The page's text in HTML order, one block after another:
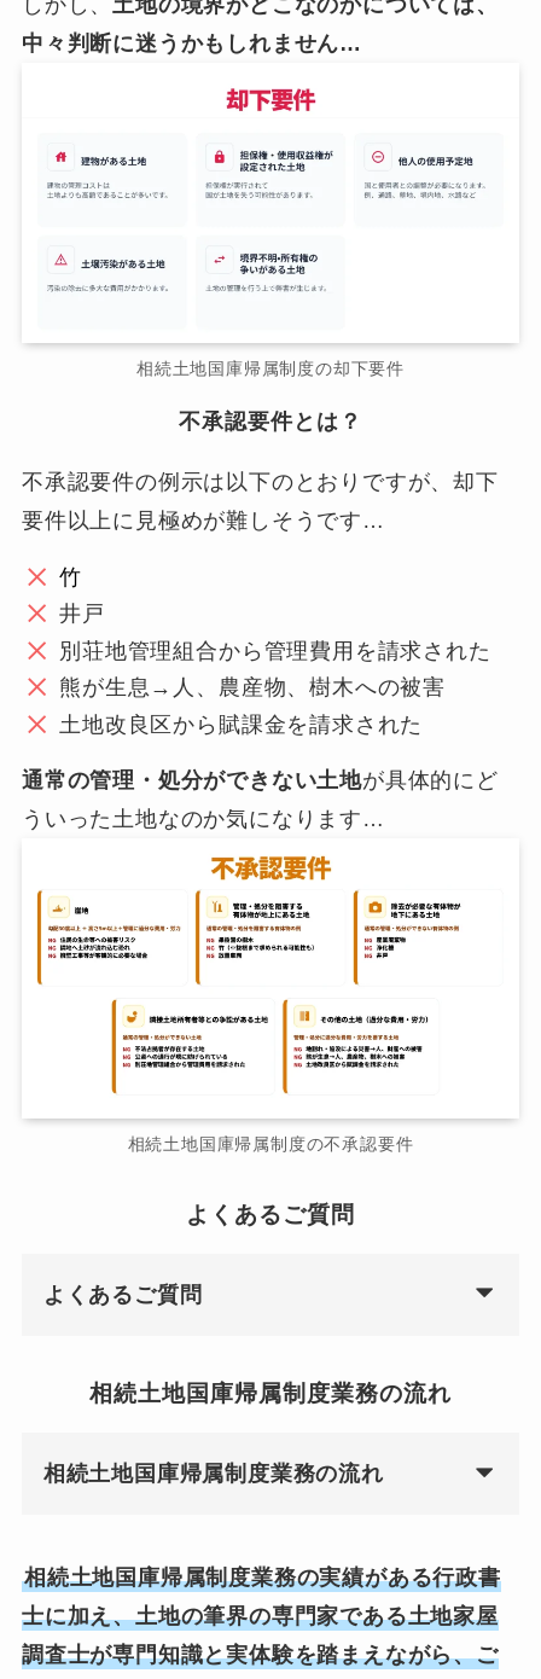
しかし、土地の境界がどこなのかについては、
中々判断に迷うかもしれません…
相続土地国庫帰属制度の却下要件
不承認要件とは？
不承認要件の例示は以下のとおりですが、却下
要件以上に見極めが難しそうです…
竹
井戸
別荘地管理組合から管理費用を請求された
熊が生息→人、農産物、樹木への被害
土地改良区から賦課金を請求された
通常の管理・処分ができない土地が具体的にど
ういった土地なのか気になります…
相続土地国庫帰属制度の不承認要件
よくあるご質問
よくあるご質問
相続土地国庫帰属制度業務の流れ
相続土地国庫帰属制度業務の流れ
相続土地国庫帰属制度業務の実績がある行政書
士に加え、土地の筆界の専門家である土地家屋
調査士が専門知識と実体験を踏まえながら、ご